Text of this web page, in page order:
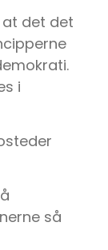
det det
i
så